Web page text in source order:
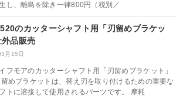
し、離島を除き一律800円（税別／
のカッターシャフト用「刃留めブラケッ
外品販売
月15日
フモアのカッターシャフト用「刃留めブラケット」
めブラケットは、替え刃を取り付けるための重要な
トに溶接して使用されるパーツです。 摩耗